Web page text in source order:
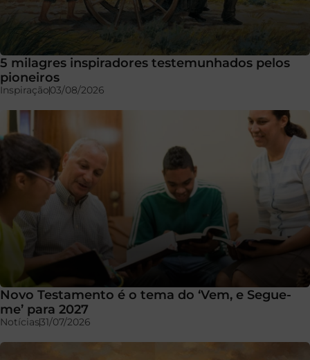
5 milagres inspiradores testemunhados pelos
pioneiros
Inspiração03/08/2026
Novo Testamento é o tema do ‘Vem, e Segue-
me’ para 2027
Notícias31/07/2026